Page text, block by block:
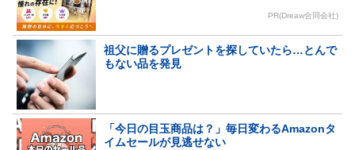
PR(Dreaw合同会社)
祖父に贈るプレゼントを探していたら…とんで
もない品を発見
「今日の目玉商品は？」毎日変わるAmazonタ
イムセールが見逃せない